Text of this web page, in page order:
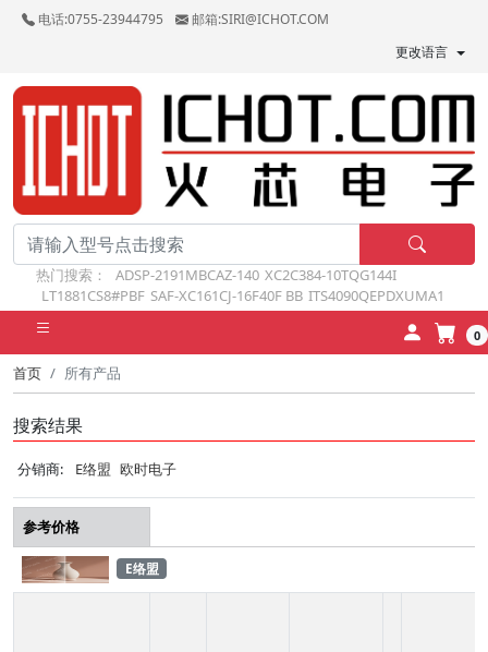
电话:0755-23944795
邮箱:SIRI@ICHOT.COM
更改语言
热门搜索： ADSP-2191MBCAZ-140 XC2C384-10TQG144I
LT1881CS8#PBF SAF-XC161CJ-16F40F BB ITS4090QEPDXUMA1
0
首页 所有产品
搜索结果
分销商: E络盟 欧时电子
参考价格
E络盟